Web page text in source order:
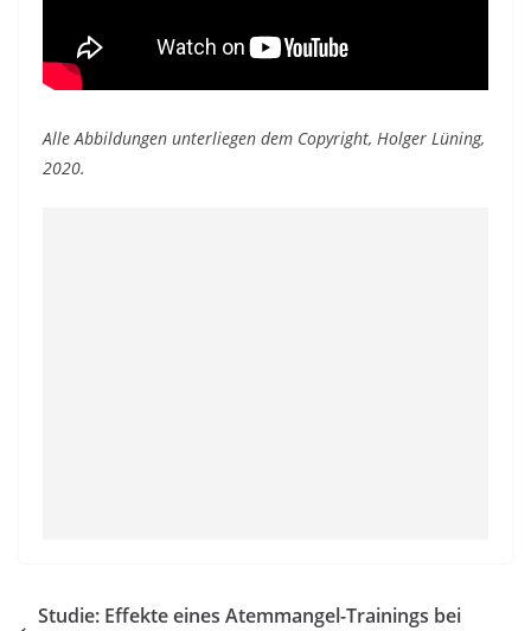
Alle Abbildungen unterliegen dem Copyright, Holger Lüning,
2020.
Studie: Effekte eines Atemmangel-Trainings bei